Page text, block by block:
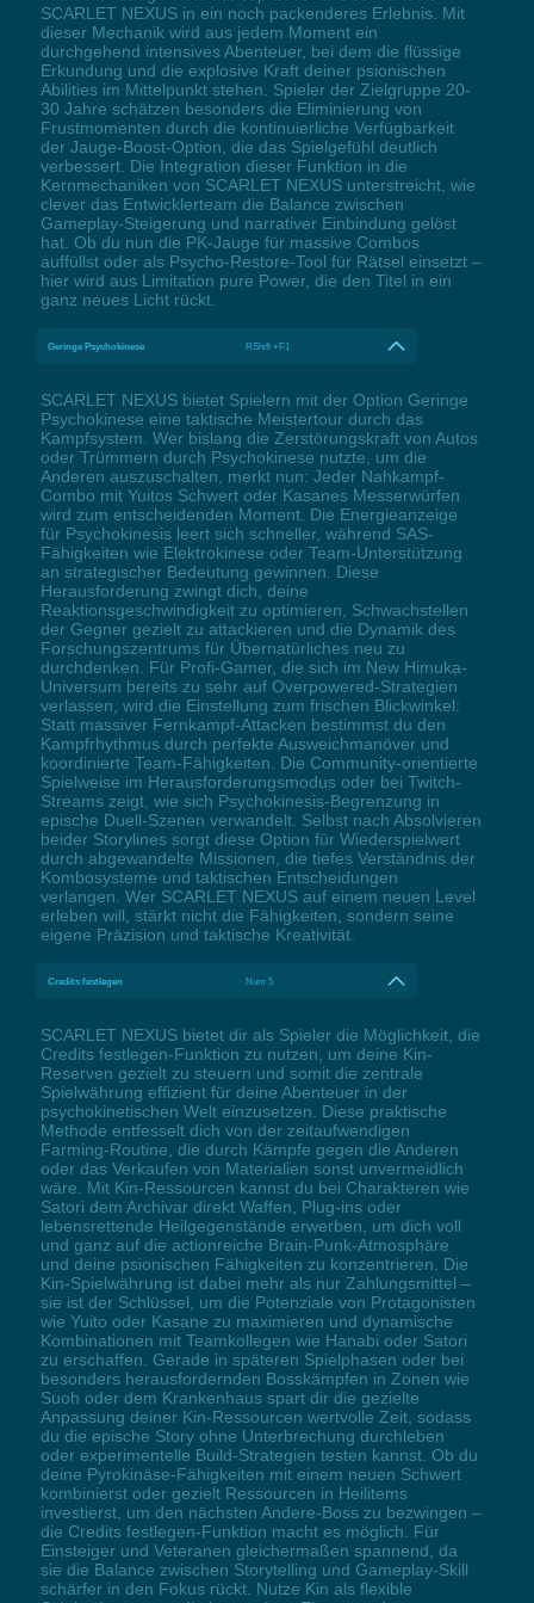
SCARLET NEXUS in ein noch packenderes Erlebnis. Mit
dieser Mechanik wird aus jedem Moment ein
durchgehend intensives Abenteuer, bei dem die flüssige
Erkundung und die explosive Kraft deiner psionischen
Abilities im Mittelpunkt stehen. Spieler der Zielgruppe 20-
30 Jahre schätzen besonders die Eliminierung von
Frustmomenten durch die kontinuierliche Verfügbarkeit
der Jauge-Boost-Option, die das Spielgefühl deutlich
verbessert. Die Integration dieser Funktion in die
Kernmechaniken von SCARLET NEXUS unterstreicht, wie
clever das Entwicklerteam die Balance zwischen
Gameplay-Steigerung und narrativer Einbindung gelöst
hat. Ob du nun die PK-Jauge für massive Combos
auffüllst oder als Psycho-Restore-Tool für Rätsel einsetzt –
hier wird aus Limitation pure Power, die den Titel in ein
ganz neues Licht rückt.
Geringe Psychokinese RShift +F1
SCARLET NEXUS bietet Spielern mit der Option Geringe
Psychokinese eine taktische Meistertour durch das
Kampfsystem. Wer bislang die Zerstörungskraft von Autos
oder Trümmern durch Psychokinese nutzte, um die
Anderen auszuschalten, merkt nun: Jeder Nahkampf-
Combo mit Yuitos Schwert oder Kasanes Messerwürfen
wird zum entscheidenden Moment. Die Energieanzeige
für Psychokinesis leert sich schneller, während SAS-
Fähigkeiten wie Elektrokinese oder Team-Unterstützung
an strategischer Bedeutung gewinnen. Diese
Herausforderung zwingt dich, deine
Reaktionsgeschwindigkeit zu optimieren, Schwachstellen
der Gegner gezielt zu attackieren und die Dynamik des
Forschungszentrums für Übernatürliches neu zu
durchdenken. Für Profi-Gamer, die sich im New Himuka-
Universum bereits zu sehr auf Overpowered-Strategien
verlassen, wird die Einstellung zum frischen Blickwinkel:
Statt massiver Fernkampf-Attacken bestimmst du den
Kampfrhythmus durch perfekte Ausweichmanöver und
koordinierte Team-Fähigkeiten. Die Community-orientierte
Spielweise im Herausforderungsmodus oder bei Twitch-
Streams zeigt, wie sich Psychokinesis-Begrenzung in
epische Duell-Szenen verwandelt. Selbst nach Absolvieren
beider Storylines sorgt diese Option für Wiederspielwert
durch abgewandelte Missionen, die tiefes Verständnis der
Kombosysteme und taktischen Entscheidungen
verlangen. Wer SCARLET NEXUS auf einem neuen Level
erleben will, stärkt nicht die Fähigkeiten, sondern seine
eigene Präzision und taktische Kreativität.
Credits festlegen Num 5
SCARLET NEXUS bietet dir als Spieler die Möglichkeit, die
Credits festlegen-Funktion zu nutzen, um deine Kin-
Reserven gezielt zu steuern und somit die zentrale
Spielwährung effizient für deine Abenteuer in der
psychokinetischen Welt einzusetzen. Diese praktische
Methode entfesselt dich von der zeitaufwendigen
Farming-Routine, die durch Kämpfe gegen die Anderen
oder das Verkaufen von Materialien sonst unvermeidlich
wäre. Mit Kin-Ressourcen kannst du bei Charakteren wie
Satori dem Archivar direkt Waffen, Plug-ins oder
lebensrettende Heilgegenstände erwerben, um dich voll
und ganz auf die actionreiche Brain-Punk-Atmosphäre
und deine psionischen Fähigkeiten zu konzentrieren. Die
Kin-Spielwährung ist dabei mehr als nur Zahlungsmittel –
sie ist der Schlüssel, um die Potenziale von Protagonisten
wie Yuito oder Kasane zu maximieren und dynamische
Kombinationen mit Teamkollegen wie Hanabi oder Satori
zu erschaffen. Gerade in späteren Spielphasen oder bei
besonders herausfordernden Bosskämpfen in Zonen wie
Suoh oder dem Krankenhaus spart dir die gezielte
Anpassung deiner Kin-Ressourcen wertvolle Zeit, sodass
du die epische Story ohne Unterbrechung durchleben
oder experimentelle Build-Strategien testen kannst. Ob du
deine Pyrokinäse-Fähigkeiten mit einem neuen Schwert
kombinierst oder gezielt Ressourcen in Heilitems
investierst, um den nächsten Andere-Boss zu bezwingen –
die Credits festlegen-Funktion macht es möglich. Für
Einsteiger und Veteranen gleichermaßen spannend, da
sie die Balance zwischen Storytelling und Gameplay-Skill
schärfer in den Fokus rückt. Nutze Kin als flexible